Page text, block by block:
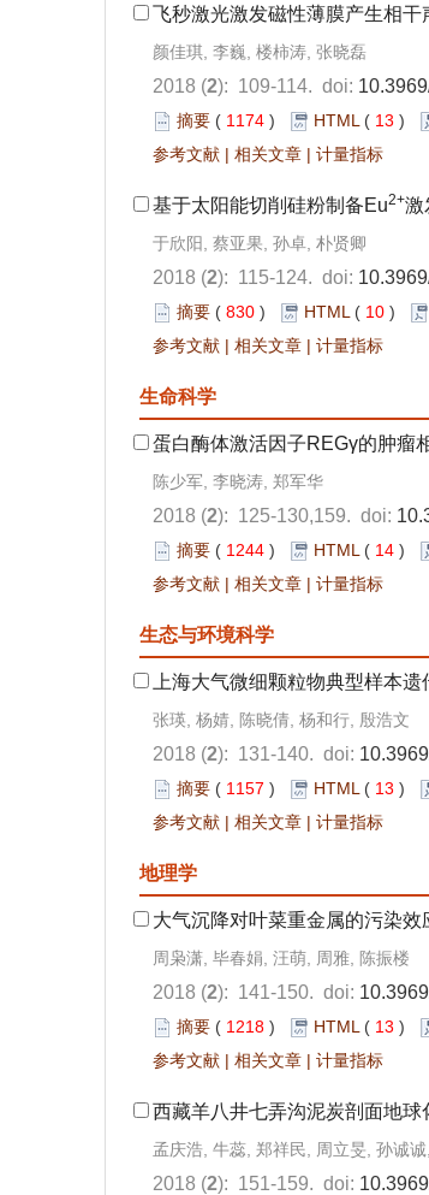
飞秒激光激发磁性薄膜产生相干
颜佳琪, 李巍, 楼柿涛, 张晓磊
2018 (2): 109-114. doi:
摘要 ( 1174 ) HTML ( 13 )
参考文献 | 相关文章 | 计量指标
基于太阳能切削硅粉制备Eu2+激
于欣阳, 蔡亚果, 孙卓, 朴贤卿
2018 (2): 115-124. doi:
摘要 ( 830 ) HTML ( 10 )
参考文献 | 相关文章 | 计量指标
生命科学
蛋白酶体激活因子REGγ的肿瘤
陈少军, 李晓涛, 郑军华
2018 (2): 125-130,159. doi:
摘要 ( 1244 ) HTML ( 14 )
参考文献 | 相关文章 | 计量指标
生态与环境科学
上海大气微细颗粒物典型样本
张瑛, 杨婧, 陈晓倩, 杨和行, 殷浩文
2018 (2): 131-140. doi:
摘要 ( 1157 ) HTML ( 13 )
参考文献 | 相关文章 | 计量指标
地理学
大气沉降对叶菜重金属的污染效
周枭潇, 毕春娟, 汪萌, 周雅, 陈振楼
2018 (2): 141-150. doi:
摘要 ( 1218 ) HTML ( 13 )
参考文献 | 相关文章 | 计量指标
西藏羊八井七弄沟泥炭剖面地球
孟庆浩, 牛蕊, 郑祥民, 周立旻, 孙诚
2018 (2): 151-159. doi: